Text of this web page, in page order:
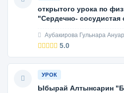
открытого урока по
"Сердечно- сосудистая
Аубакирова Гульнара
5.0
УРОК
Ыбырай Алтынсарин